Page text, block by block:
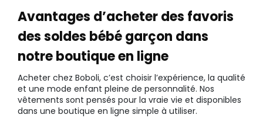
Avantages d’acheter des favoris
des soldes bébé garçon dans
notre boutique en ligne
Acheter chez Boboli, c’est choisir l’expérience, la qualité
et une mode enfant pleine de personnalité. Nos
vêtements sont pensés pour la vraie vie et disponibles
dans une boutique en ligne simple à utiliser.